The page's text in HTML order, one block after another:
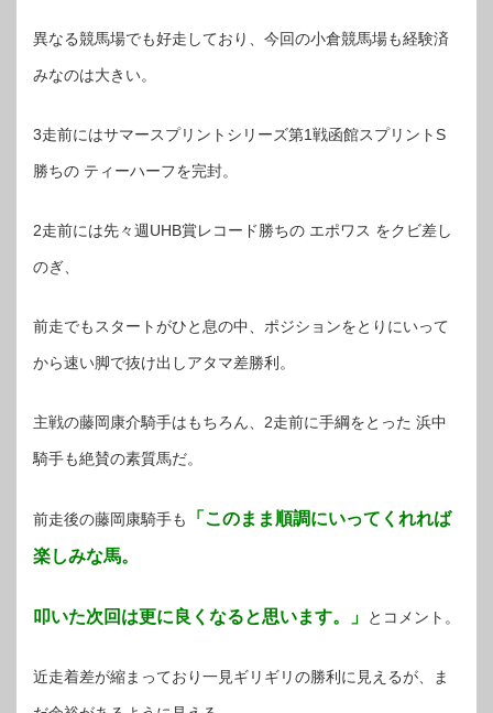
異なる競馬場でも好走しており、今回の小倉競馬場も経験済
みなのは大きい。
3走前にはサマースプリントシリーズ第1戦函館スプリントS
勝ちの ティーハーフを完封。
2走前には先々週UHB賞レコード勝ちの エポワス をクビ差し
のぎ、
前走でもスタートがひと息の中、ポジションをとりにいって
から速い脚で抜け出しアタマ差勝利。
主戦の藤岡康介騎手はもちろん、2走前に手綱をとった 浜中
騎手も絶賛の素質馬だ。
前走後の藤岡康騎手も
「このまま順調にいってくれれば
楽しみな馬。
叩いた次回は更に良くなると思います。」 とコメント。
近走着差が縮まっており一見ギリギリの勝利に見えるが、ま